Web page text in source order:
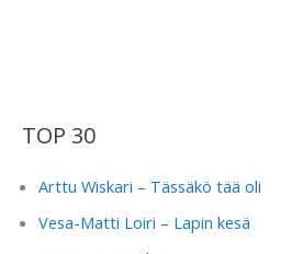
TOP 30
Arttu Wiskari – Tässäkö tää oli
Vesa-Matti Loiri – Lapin kesä